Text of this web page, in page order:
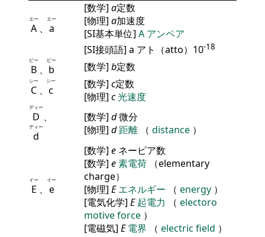
A
エー
、 a
エー
[数学] a定数
[物理] a加速度
[SI基本単位] A アンペア
[SI接頭語] a アト（atto）10-18
B
ビー
、 b
ビー
[数学] b定数
C
シー
、 c
シー [数学] c定数
[物理] c光速度
D
ディー
、
d
ディー
[数学] d微分
[物理] d 距離 （ distance ）
E
イー
、 e
イー
[数学] e ネーピア数
[数学] e素電荷
（elementary
charge）
[物理] E エネルギー （ energy ）
[電気化学] E 起電力 （ electoro
motive force ）
[電磁気] E 電界 （ electric field ）